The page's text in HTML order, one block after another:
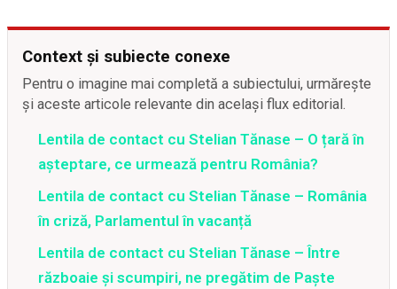
Context și subiecte conexe
Pentru o imagine mai completă a subiectului, urmărește
și aceste articole relevante din același flux editorial.
Lentila de contact cu Stelian Tănase – O țară în
așteptare, ce urmează pentru România?
Lentila de contact cu Stelian Tănase – România
în criză, Parlamentul în vacanță
Lentila de contact cu Stelian Tănase – Între
războaie și scumpiri, ne pregătim de Paște